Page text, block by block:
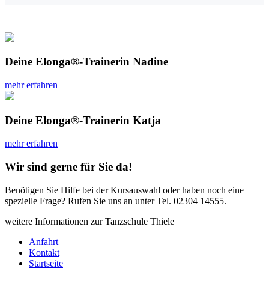
Deine Elonga®-Trainerin Nadine
mehr erfahren
Deine Elonga®-Trainerin Katja
mehr erfahren
Wir sind gerne für Sie da!
Benötigen Sie Hilfe bei der Kursauswahl oder haben noch eine
spezielle Frage? Rufen Sie uns an unter Tel. 02304 14555.
weitere Informationen zurTanzschule Thiele
Anfahrt
Kontakt
Startseite